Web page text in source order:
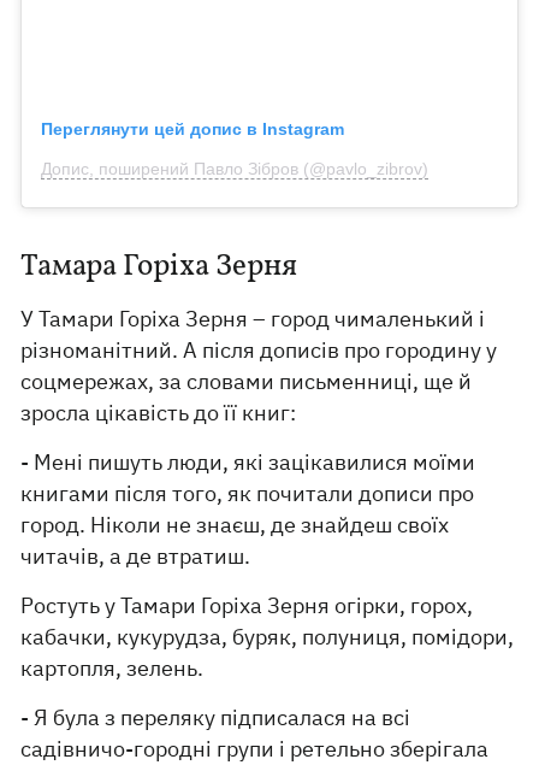
Переглянути цей допис в Instagram
Допис, поширений Павло Зібров (@pavlo_zibrov)
Тамара Горіха Зерня
У Тамари Горіха Зерня – город чималенький і
різноманітний. А після дописів про городину у
соцмережах, за словами письменниці, ще й
зросла цікавість до її книг:
- Мені пишуть люди, які зацікавилися моїми
книгами після того, як почитали дописи про
город. Ніколи не знаєш, де знайдеш своїх
читачів, а де втратиш.
Ростуть у Тамари Горіха Зерня огірки, горох,
кабачки, кукурудза, буряк, полуниця, помідори,
картопля, зелень.
- Я була з переляку підписалася на всі
садівничо-городні групи і ретельно зберігала